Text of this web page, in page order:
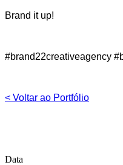
Brand it up!
#brand22creativeagency
< Voltar ao Portfólio
Data